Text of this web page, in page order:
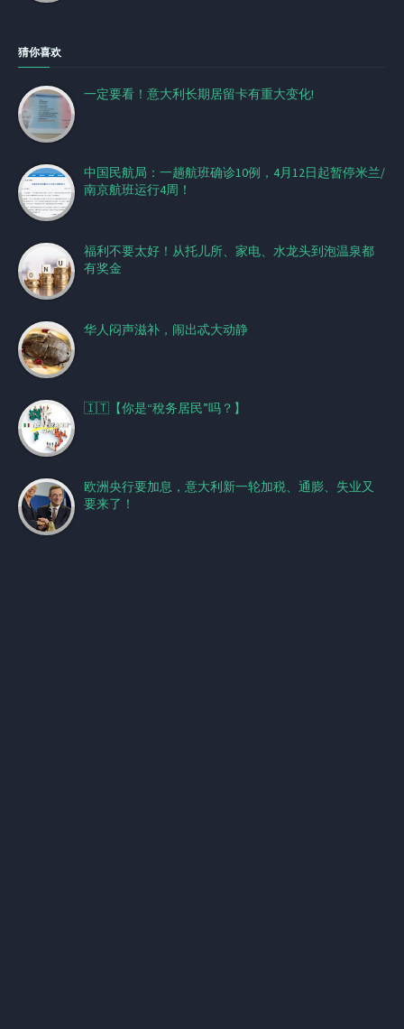
猜你喜欢
一定要看！意大利长期居留卡有重大变化!
中国民航局：一趟航班确诊10例，4月12日起暂停米兰/
南京航班运行4周！
福利不要太好！从托儿所、家电、水龙头到泡温泉都
有奖金
华人闷声滋补，闹出忒大动静
🇮🇹【你是“稅务居民”吗？】
欧洲央行要加息，意大利新一轮加税、通膨、失业又
要来了！